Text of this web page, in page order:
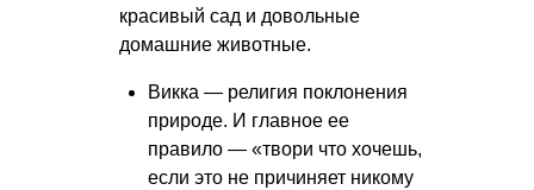
красивый сад и довольные
домашние животные.
Викка — религия поклонения
природе. И главное ее
правило — «твори что хочешь,
если это не причиняет никому